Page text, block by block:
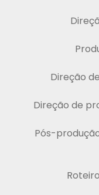
Direção
Direção de
Pós-